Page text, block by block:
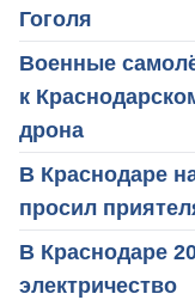
Гоголя
Военные
к
дрона
В Краснодаре
просил
В Краснодаре
электричество